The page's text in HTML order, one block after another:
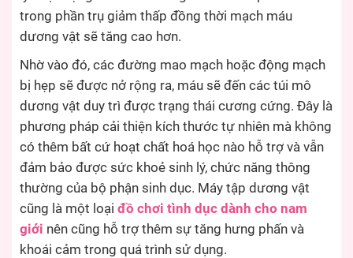
trong phần trụ giảm thấp đồng thời mạch máu
dương vật sẽ tăng cao hơn.
Nhờ vào đó, các đường mao mạch hoặc động mạch
bị hẹp sẽ được nở rộng ra, máu sẽ đến các túi mô
dương vật duy trì được trạng thái cương cứng. Đây là
phương pháp cải thiện kích thước tự nhiên mà không
có thêm bất cứ hoạt chất hoá học nào hỗ trợ và vẫn
đảm bảo được sức khoẻ sinh lý, chức năng thông
thường của bộ phận sinh dục. Máy tập dương vật
cũng là một loại đồ chơi tình dục dành cho nam
giới nên cũng hỗ trợ thêm sự tăng hưng phấn và
khoái cảm trong quá trình sử dụng.